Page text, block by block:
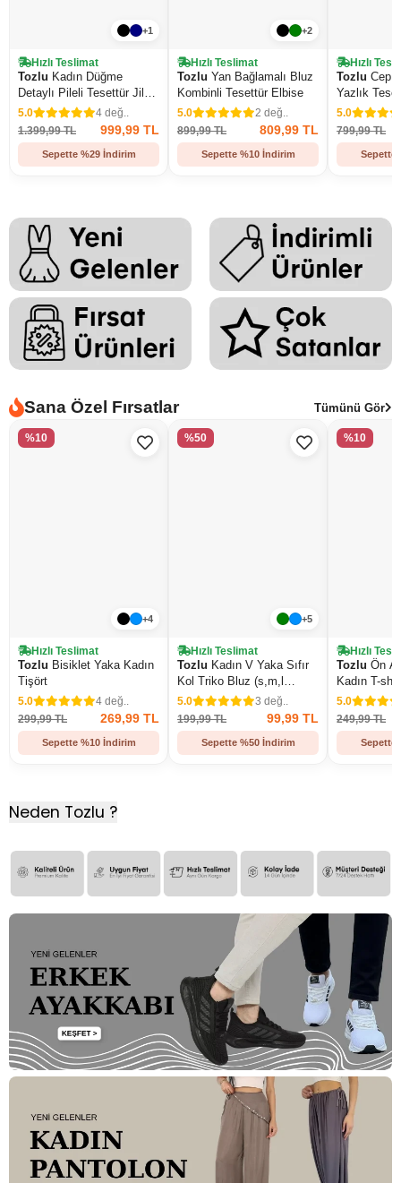
+1
Hızlı Teslimat
Tozlu Kadın Düğme
Detaylı Pileli Tesettür Jile
Elbise
5.0
4 değ..
1.399,99 TL
999,99 TL
Sepette %29 İndirim
+2
Hızlı Teslimat
Tozlu Yan Bağlamalı Bluz
Kombinli Tesettür Elbise
5.0
2 değ..
899,99 TL
809,99 TL
Sepette %10 İndirim
Hızlı
Tozlu Cep
Yazlık
5.0
799,99 TL
Sepette
Sana Özel Fırsatlar Tümünü Gör
%10
+4
Hızlı Teslimat
Tozlu Bisiklet Yaka Kadın
Tişört
5.0
4 değ..
299,99 TL
269,99 TL
Sepette %10 İndirim
%50
+5
Hızlı Teslimat
Tozlu Kadın V Yaka Sıfır
Kol Triko Bluz (s,m,l
Uyumludur)
5.0
3 değ..
199,99 TL
99,99 TL
Sepette %50 İndirim
%10
Hızlı
Tozlu Ön
Kadın T-
5.0
249,99 TL
Sepette
Neden Tozlu ?